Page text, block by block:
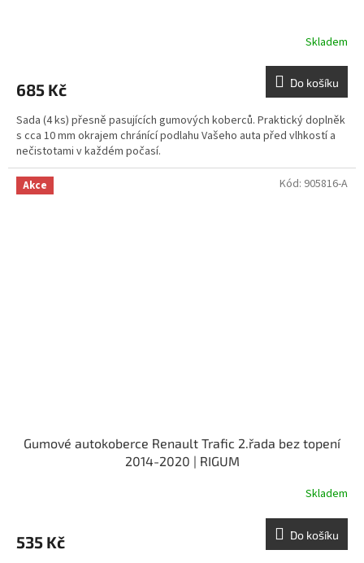
Skladem
685 Kč Do košíku
Sada (4 ks) přesně pasujících gumových koberců. Praktický doplněk
s cca 10 mm okrajem chránící podlahu Vašeho auta před vlhkostí a
nečistotami v každém počasí.
Akce
Gumové autokoberce Renault Trafic 2.řada bez topení
2014-2020 | RIGUM
Skladem
535 Kč Do košíku
Kód: 905816-A